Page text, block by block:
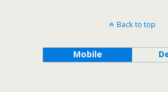
Back to top
Mobile